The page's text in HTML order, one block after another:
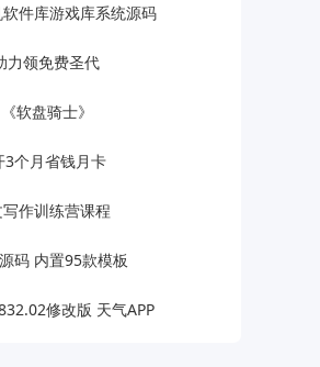
件库游戏库系统源码
力领免费圣代
软盘骑士》
个月省钱月卡
作训练营课程
码 内置95款模板
修改版 天气APP